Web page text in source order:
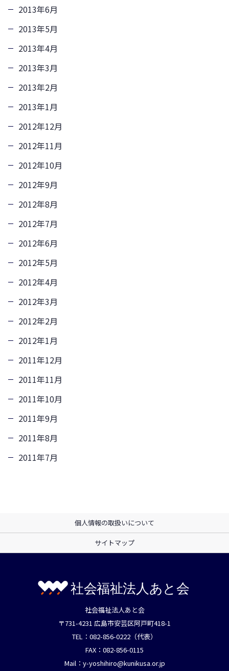
2013年6月
2013年5月
2013年4月
2013年3月
2013年2月
2013年1月
2012年12月
2012年11月
2012年10月
2012年9月
2012年8月
2012年7月
2012年6月
2012年5月
2012年4月
2012年3月
2012年2月
2012年1月
2011年12月
2011年11月
2011年10月
2011年9月
2011年8月
2011年7月
個人情報の取扱いについて
サイトマップ
社会福祉法人あと会
〒731-4231 広島市安芸区阿戸町418-1
TEL：082-856-0222（代表）
FAX：082-856-0115
Mail： y-yoshihiro@kunikusa.or.jp